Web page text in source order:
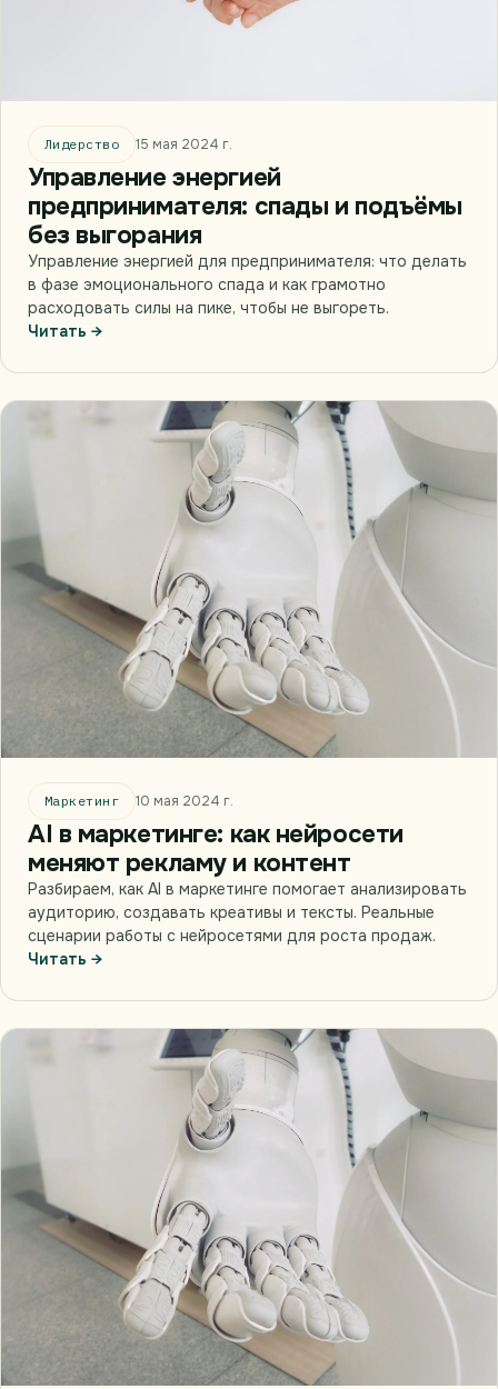
Лидерство 15 мая 2024 г.
Управление энергией
предпринимателя: спады и подъёмы
без выгорания
Управление энергией для предпринимателя: что делать
в фазе эмоционального спада и как грамотно
расходовать силы на пике, чтобы не выгореть.
Читать →
Маркетинг 10 мая 2024 г.
AI в маркетинге: как нейросети
меняют рекламу и контент
Разбираем, как AI в маркетинге помогает анализировать
аудиторию, создавать креативы и тексты. Реальные
сценарии работы с нейросетями для роста продаж.
Читать →